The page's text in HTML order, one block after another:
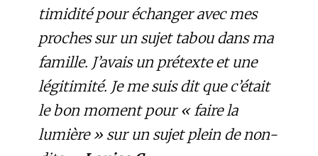
timidité pour échanger avec mes
proches sur un sujet tabou dans ma
famille. J’avais un prétexte et une
légitimité. Je me suis dit que c’était
le bon moment pour « faire la
lumière » sur un sujet plein de non-